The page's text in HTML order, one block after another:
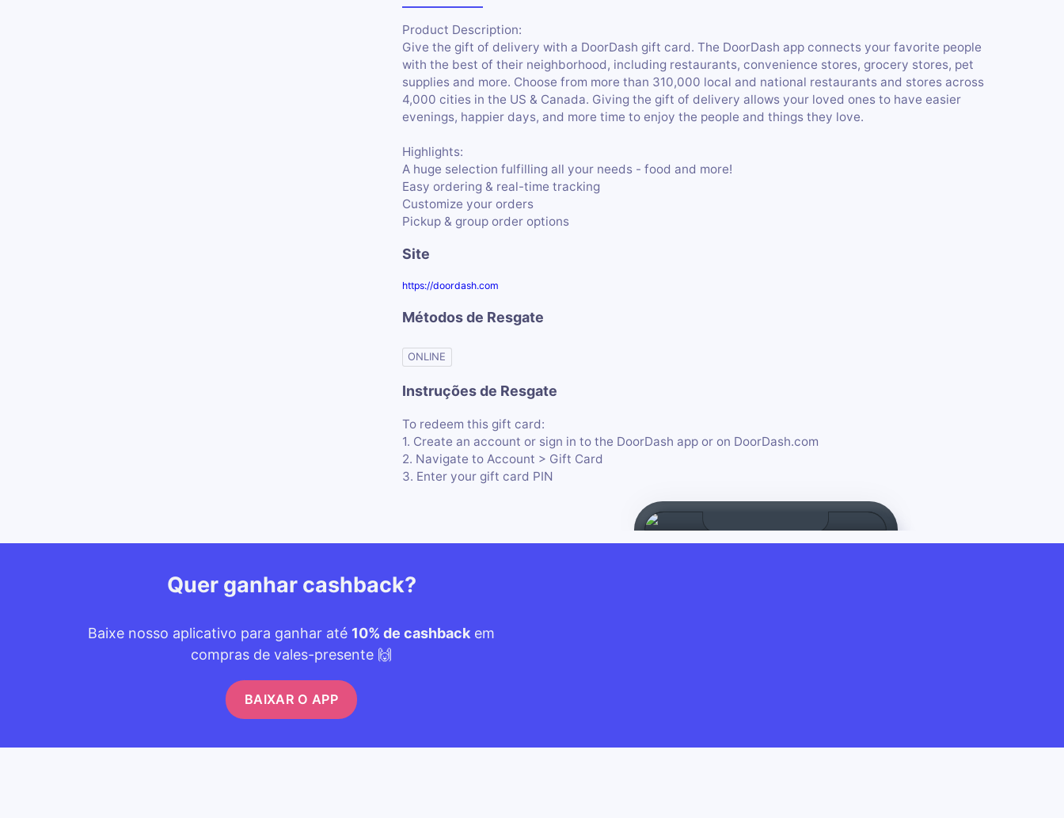
Product Description:
Give the gift of delivery with a DoorDash gift card. The DoorDash app connects your favorite people
with the best of their neighborhood, including restaurants, convenience stores, grocery stores, pet
supplies and more. Choose from more than 310,000 local and national restaurants and stores across
4,000 cities in the US & Canada. Giving the gift of delivery allows your loved ones to have easier
evenings, happier days, and more time to enjoy the people and things they love.
Highlights:
A huge selection fulfilling all your needs - food and more!
Easy ordering & real-time tracking
Customize your orders
Pickup & group order options
Site
https://doordash.com
Métodos de Resgate
ONLINE
Instruções de Resgate
To redeem this gift card:
1. Create an account or sign in to the DoorDash app or on DoorDash.com
2. Navigate to Account > Gift Card
3. Enter your gift card PIN
Quer ganhar cashback?
Baixe nosso aplicativo para ganhar até 10% de cashback em
compras de vales-presente 🙌
BAIXAR O APP